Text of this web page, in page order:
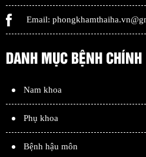
Email:
DANH MỤC BỆNH CHÍNH
Nam khoa
Phụ khoa
Bệnh hậu môn